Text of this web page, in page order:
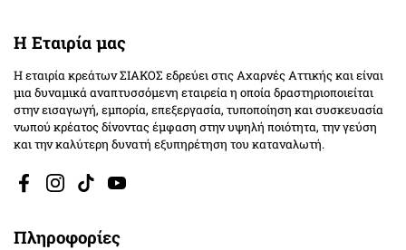
Η Εταιρία μας
Η εταιρία κρεάτων ΣΙΑΚΟΣ εδρεύει στις Αχαρνές Αττικής και είναι
μια δυναμικά αναπτυσσόμενη εταιρεία η οποία δραστηριοποιείται
στην εισαγωγή, εμπορία, επεξεργασία, τυποποίηση και συσκευασία
νωπού κρέατος δίνοντας έμφαση στην υψηλή ποιότητα, την γεύση
και την καλύτερη δυνατή εξυπηρέτηση του καταναλωτή.
FacebookInstagram
TikTokYouTube
Πληροφορίες